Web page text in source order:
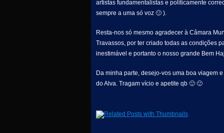
artistas fundamentalistas e politicamente
sempre a uma só voz 🙂 ).
Resta-nos só mesmo agradecer à Câmara
Travassos, por ter criado todas as condições
inestimável e portanto o nosso grande Bem
Da minha parte, desejo-vos uma boa viagem
do Alva. Tragam vício e apetite qb 🙂 🙂